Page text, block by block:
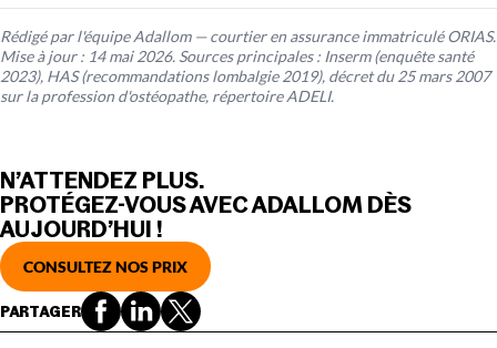
Rédigé par l'équipe Adallom — courtier en assurance immatriculé ORIAS.
Mise à jour : 14 mai 2026. Sources principales : Inserm (enquête santé
2023), HAS (recommandations lombalgie 2019), décret du 25 mars 2007
sur la profession d'ostéopathe, répertoire ADELI.
N’ATTENDEZ PLUS.
PROTÉGEZ-VOUS AVEC ADALLOM DÈS
AUJOURD’HUI !
CONSULTEZ NOS PRIX
PARTAGER